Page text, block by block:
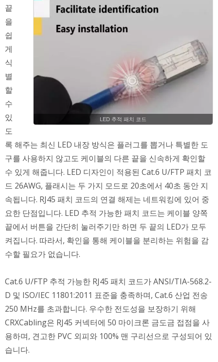
LED 추적 패치 코드
끝
을
쉽
게
식
별
할
수
있
도
록 해주는 최신 LED 내장 방식은 플러그를 뽑거나 특별한 도
구를 사용하지 않고도 케이블의 다른 끝을 신속하게 확인할
수 있게 해줍니다. LED 디자인이 적용된 Cat.6 U/FTP 패치 코
드 26AWG, 플래시는 두 가지 모드로 20초에서 40초 동안 지
속됩니다. RJ45 패치 코드의 연결 해제는 네트워킹에 있어 중
요한 단점입니다. LED 추적 가능한 패치 코드는 케이블 양쪽
끝에서 버튼을 간단히 눌러주기만 하면 두 끝의 LED가 모두
켜집니다. 따라서, 확인을 통해 케이블을 분리하는 위험을 감
수할 필요가 없습니다.
Cat.6 U/FTP 추적 가능한 RJ45 패치 코드가 ANSI/TIA-568.2-
D 및 ISO/IEC 11801:2011 표준을 충족하며, Cat.6 산업 전송
250 MHz를 초과합니다. 우수한 전도성을 보장하기 위해
CRXCabling은 RJ45 커넥터에 50 마이크론 금도금 접점을 사
용하며, 견고한 PVC 외피와 100% 맨 구리선으로 구성되어 있
습니다.